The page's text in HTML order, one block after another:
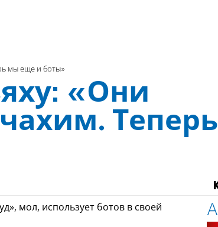
мы еще и боты»
«Они
Теперь
мол, использует ботов в своей
A